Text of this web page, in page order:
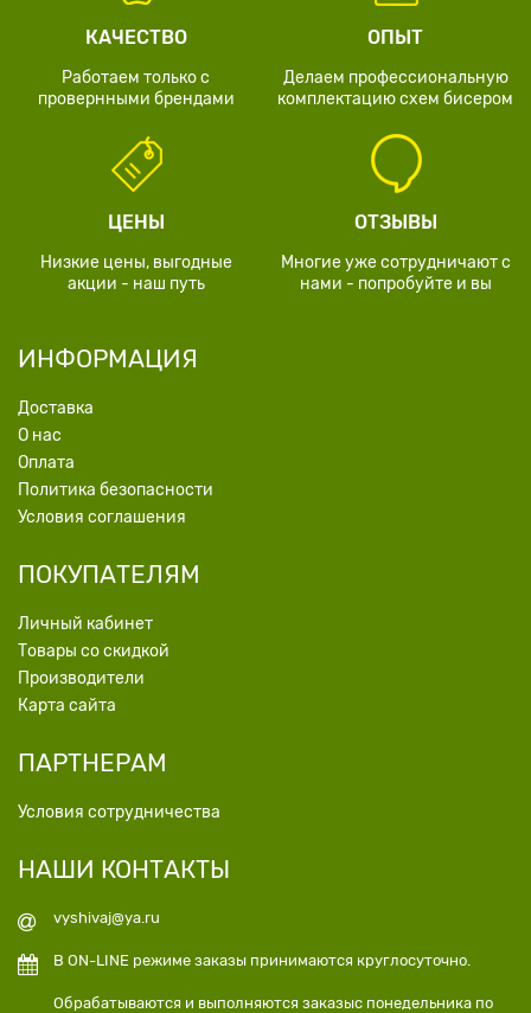
КАЧЕСТВО
Работаем только с
провернными брендами
ОПЫТ
Делаем профессиональную
комплектацию схем бисером
ЦЕНЫ
Низкие цены, выгодные
акции - наш путь
ОТЗЫВЫ
Многие уже сотрудничают с
нами - попробуйте и вы
ИНФОРМАЦИЯ
Доставка
О нас
Оплата
Политика безопасности
Условия соглашения
ПОКУПАТЕЛЯМ
Личный кабинет
Товары со скидкой
Производители
Карта сайта
ПАРТНЕРАМ
Условия сотрудничества
НАШИ КОНТАКТЫ
vyshivaj@ya.ru
В ON-LINE режиме заказы принимаются круглосуточно.
Обрабатываются и выполняются заказыс понедельника по